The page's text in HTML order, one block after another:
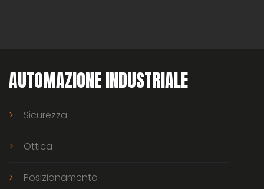
AUTOMAZIONE INDUSTRIALE
Sicurezza
Ottica
Posizionamento